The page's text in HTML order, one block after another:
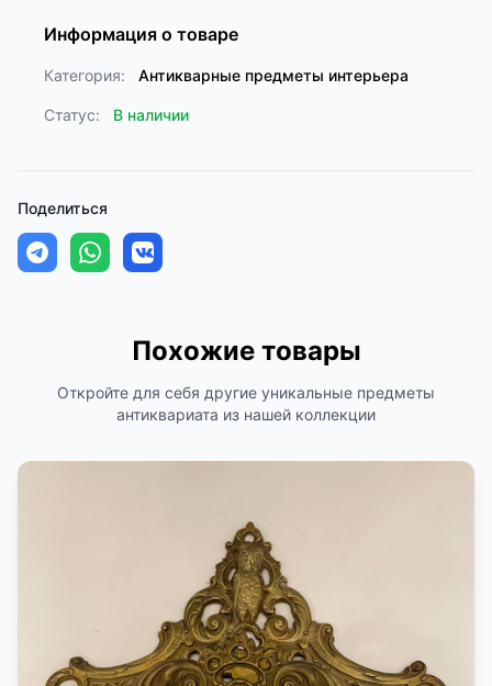
Информация о товаре
Категория: Антикварные предметы интерьера
Статус: В наличии
Поделиться
Похожие товары
Откройте для себя другие уникальные предметы
антиквариата из нашей коллекции